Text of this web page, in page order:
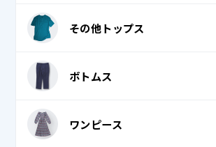
ダウンジャケット・ダウンコート
ベンチコート
礼服 / 喪服
ポロシャツ
襟付き / オープンシャツ
カーディガン
その他トップス
Tシャツ・ロングTシャツ
ジャージ
トレーナー・パーカー
ボトムス
スーツ
カジュアルパンツ / スカート
ワンピース